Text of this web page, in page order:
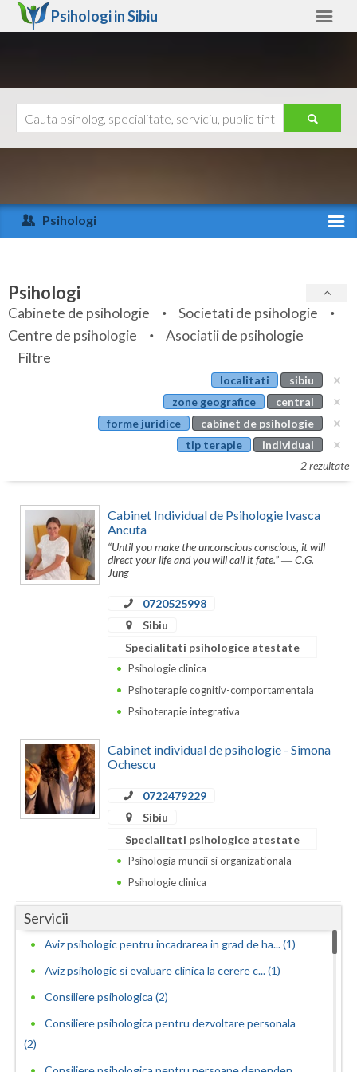
Psihologi inSibiu
Arad
Arges
Bihor
Bistrita-Nasaud
Botosani
Calarasi
Caras-Severin
Galati
Giurgiu
Gorj
Ialomita
Iasi
Ilfov
Maramures
Mehedinti
Mures
Ajutor
Psihologi
Specialitati
Servicii
Articole
Psihologi
Cabinete de psihologie
Societati de psihologie
Centre de psihologie
Asociatii de psihologie
Filtre
localitati
sibiu
zone geografice
central
forme juridice
cabinet de psihologie
tip terapie
individual
2 rezultate
Cabinet Individual de Psihologie Ivasca
Ancuta
“Until you make the unconscious conscious, it will
direct your life and you will call it fate.” ― C.G.
Jung
0720525998
Sibiu
Specialitati psihologice atestate
Psihologie clinica
Psihoterapie cognitiv-comportamentala
Psihoterapie integrativa
Cabinet individual de psihologie - Simona
Ochescu
0722479229
Sibiu
Specialitati psihologice atestate
Psihologia muncii si organizationala
Psihologie clinica
Servicii
Aviz psihologic pentru incadrarea in grad de ha... (1)
Aviz psihologic si evaluare clinica la cerere c... (1)
Consiliere psihologica (2)
Consiliere psihologica pentru dezvoltare personala
(2)